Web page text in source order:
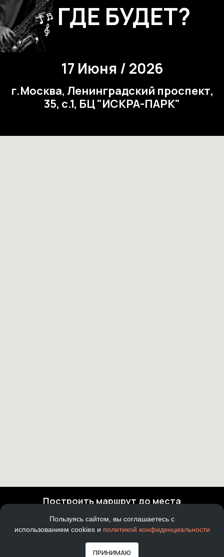
ГДЕ БУДЕТ?
17 Июня / 2026
г.Москва, Ленинградский проспект,
35, с.1, БЦ "ИСКРА-ПАРК"
Построить маршрут до места
Построить маршрут
Пользуясь сайтом, вы соглашаетесь с
использованием cookies и политикой конфиденциальности
ПРИНИМАЮ